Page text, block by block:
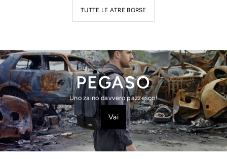
TUTTE LE ATRE BORSE
PEGASO
Uno zaino davvero pazzesco!
Vai